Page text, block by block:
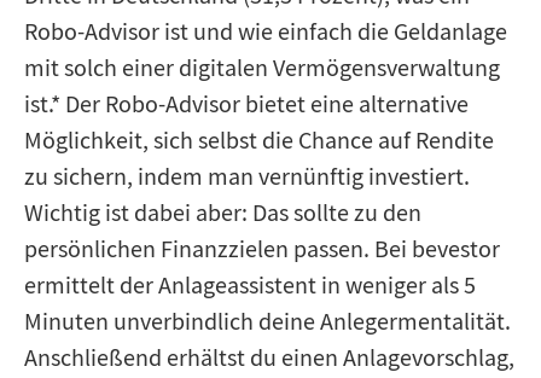
Robo-Advisor ist und wie einfach die Geldanlage
mit solch einer digitalen Vermögensverwaltung
ist.* Der Robo-Advisor bietet eine alternative
Möglichkeit, sich selbst die Chance auf Rendite
zu sichern, indem man vernünftig investiert.
Wichtig ist dabei aber: Das sollte zu den
persönlichen Finanzzielen passen. Bei bevestor
ermittelt der Anlageassistent in weniger als 5
Minuten unverbindlich deine Anlegermentalität.
Anschließend erhältst du einen Anlagevorschlag,